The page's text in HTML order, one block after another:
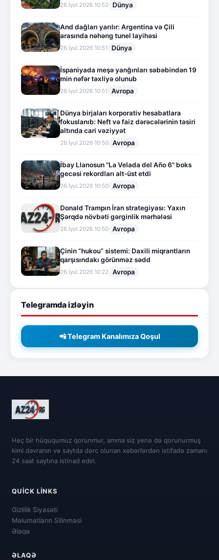
26.İyul.2026 10:52 Dünya
And dağları yarılır: Argentina və Çili
arasında nəhəng tunel layihəsi
26.İyul.2026 10:51 Dünya
İspaniyada meşə yanğınları səbəbindən 19
min nəfər təxliyə olunub
26.İyul.2026 10:51 Avropa
Dünya birjaları korporativ hesabatlara
fokuslanıb: Neft və faiz dərəcələrinin təsiri
altında cari vəziyyət
26.İyul.2026 10:50 Avropa
İbay Llanosun "La Velada del Año 6" boks
gecəsi rekordları alt-üst etdi
26.İyul.2026 10:50 Avropa
Donald Trampın İran strategiyası: Yaxın
Şərqdə növbəti gərginlik mərhələsi
26.İyul.2026 10:50 Avropa
Çinin “hukou” sistemi: Daxili miqrantların
qarşısındakı görünməz sədd
26.İyul.2026 10:22 Avropa
Telegramda izləyin
📲 Telegram Kanalımıza Qoşul
Heç bir hüququmuz qorunmur, amma siz yenə də qorunurmuş
kimi davranın və saytda dərc olunan xəbərlərdən istifadə zamanı
24 saat saytına istinad edin.
QUICK LINKS
Gizlilik Siyasəti
Məlumatların Silinməsi
Əlaqə
ƏLAQƏ